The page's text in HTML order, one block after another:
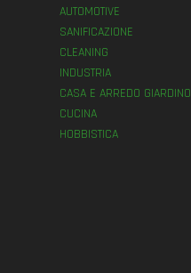
AUTOMOTIVE
SANIFICAZIONE
CLEANING
INDUSTRIA
CASA E ARREDO GIARDINO
CUCINA
HOBBISTICA